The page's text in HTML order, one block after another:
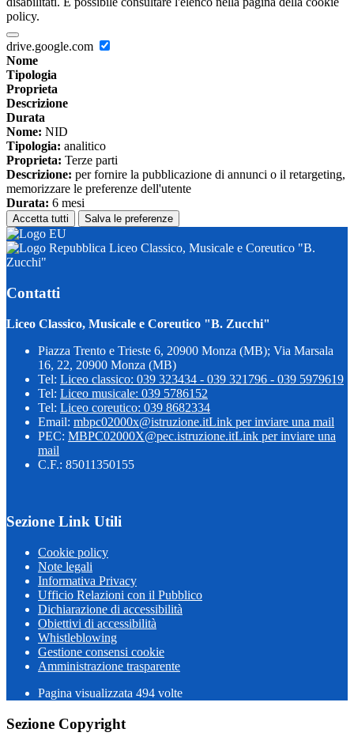
policy.
drive.google.com
Nome
Tipologia
Proprieta
Descrizione
Durata
Nome: NID
Tipologia: analitico
Proprieta: Terze parti
Descrizione: per fornire la pubblicazione di annunci o il retargeting,
memorizzare le preferenze dell'utente
Durata: 6 mesi
Accetta tutti Salva le preferenze
Liceo Classico, Musicale e Coreutico "B.
Zucchi"
Contatti
Liceo Classico, Musicale e Coreutico "B. Zucchi"
Piazza Trento e Trieste 6, 20900 Monza (MB); Via Marsala
16, 22, 20900 Monza (MB)
Tel: Liceo classico: 039 323434 - 039 321796 - 039 5979619
Tel: Liceo musicale: 039 5786152
Tel: Liceo coreutico: 039 8682334
Email: mbpc02000x@istruzione.itLink per inviare una mail
PEC: MBPC02000X@pec.istruzione.itLink per inviare una
mail
C.F.: 85011350155
Sezione Link Utili
Cookie policy
Note legali
Informativa Privacy
Ufficio Relazioni con il Pubblico
Dichiarazione di accessibilità
Obiettivi di accessibilità
Whistleblowing
Gestione consensi cookie
Amministrazione trasparente
Pagina visualizzata 494 volte
Sezione Copyright